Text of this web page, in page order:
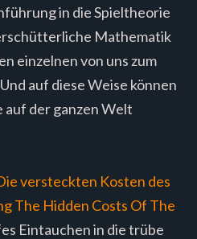
in die Spieltheorie
Mathematik
einzelnen von uns zum
auf diese Weise können
der ganzen Welt
versteckten Kosten des
The Hidden Costs Of The
Eintauchen in die trübe